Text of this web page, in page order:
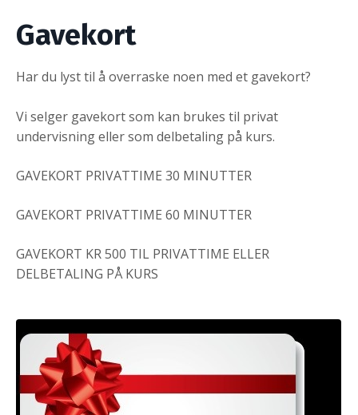
Gavekort
Har du lyst til å overraske noen med et gavekort?
Vi selger gavekort som kan brukes til privat
undervisning eller som delbetaling på kurs.
GAVEKORT PRIVATTIME 30 MINUTTER
GAVEKORT PRIVATTIME 60 MINUTTER
GAVEKORT KR 500 TIL PRIVATTIME ELLER
DELBETALING PÅ KURS